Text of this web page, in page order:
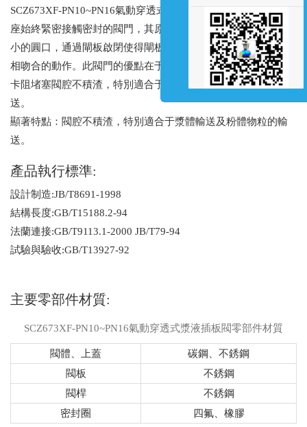
SCZ673XF-PN10~PN16氣動穿透式漿液插板閥是一種閘板與閥
座始終緊密接觸密封的閥門，其原理是閘板上開有一個通徑大
小的圓口，通過閘板啟閉使得閘板上圓口跟通徑做完全脫離和
相吻合的動作。此閥門的優點在于閥體通徑無凹槽，介質不會
卡阻堵塞閥腔不積渣，特別適合于漿體輸送及粉體物粒的輸
送。
顯著特點：閥腔不積渣，特別適合于漿體輸送及粉體物粒的輸
送。
產品執行標準:
設計制造:JB/T8691-1998
結構長度:GB/T15188.2-94
法蘭連接:GB/T9113.1-2000 JB/T79-94
試驗與驗收:GB/T13927-92
主要零部件材質:
SCZ673XF-PN10~PN16氣動穿透式漿液插板閥零部件材質
閥體、上蓋
碳鋼、不銹鋼
閥板
不銹鋼
閥桿
不銹鋼
密封圈
四氟、橡膠